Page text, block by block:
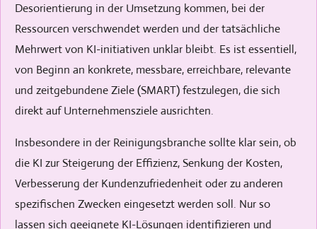
Desorientierung in der Umsetzung kommen, bei der
Ressourcen verschwendet werden und der tatsächliche
Mehrwert von KI-initiativen unklar bleibt. Es ist essentiell,
von Beginn an konkrete, messbare, erreichbare, relevante
und zeitgebundene Ziele (SMART) festzulegen, die sich
direkt auf Unternehmensziele ausrichten.
Insbesondere in der Reinigungsbranche sollte klar sein, ob
die KI zur Steigerung der Effizienz, Senkung der Kosten,
Verbesserung der Kundenzufriedenheit oder zu anderen
spezifischen Zwecken eingesetzt werden soll. Nur so
lassen sich geeignete KI-Lösungen identifizieren und